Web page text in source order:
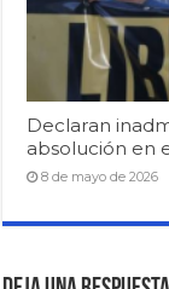
Declaran
absolución en
8 de mayo de 2026